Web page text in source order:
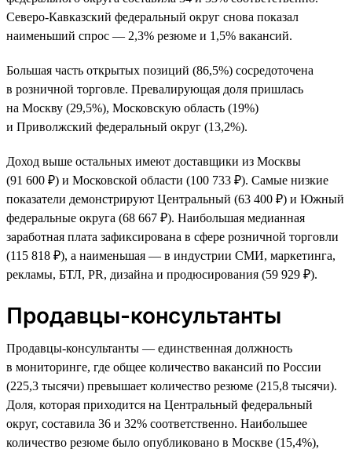
Северо-Кавказский федеральный округ снова показал
наименьший спрос — 2,3% резюме и 1,5% вакансий.
Большая часть открытых позиций (86,5%) сосредоточена
в розничной торговле. Превалирующая доля пришлась
на Москву (29,5%), Московскую область (19%)
и Приволжский федеральный округ (13,2%).
Доход выше остальных имеют доставщики из Москвы
(91 600 ₽) и Московской области (100 733 ₽). Самые низкие
показатели демонстрируют Центральный (63 400 ₽) и Южный
федеральные округа (68 667 ₽). Наибольшая медианная
заработная плата зафиксирована в сфере розничной торговли
(115 818 ₽), а наименьшая — в индустрии СМИ, маркетинга,
рекламы, БТЛ, PR, дизайна и продюсирования (59 929 ₽).
Продавцы-консультанты
Продавцы-консультанты — единственная должность
в мониторинге, где общее количество вакансий по России
(225,3 тысячи) превышает количество резюме (215,8 тысячи).
Доля, которая приходится на Центральный федеральный
округ, составила 36 и 32% соответственно. Наибольшее
количество резюме было опубликовано в Москве (15,4%),